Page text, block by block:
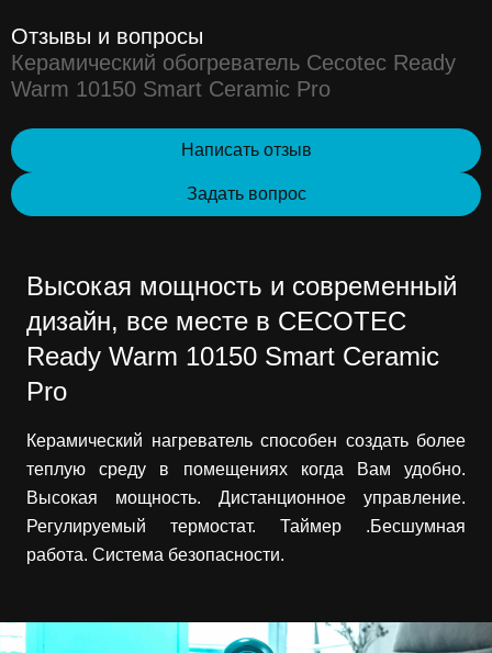
Отзывы и вопросы
Керамический обогреватель Cecotec Ready
Warm 10150 Smart Ceramic Pro
Написать отзыв
Задать вопрос
Высокая мощность и современный
дизайн, все месте в CECOTEC
Ready Warm 10150 Smart Ceramic
Pro
Керамический нагреватель способен создать более
теплую среду в помещениях когда Вам удобно.
Высокая мощность. Дистанционное управление.
Регулируемый термостат. Таймер .Бесшумная
работа. Система безопасности.